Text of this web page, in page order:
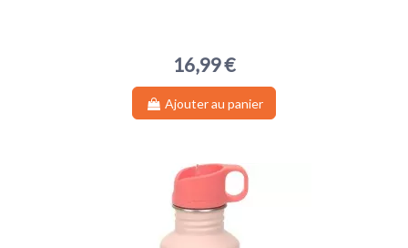
16,99 €
Ajouter au panier